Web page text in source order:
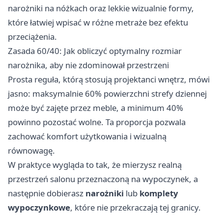
narożniki na nóżkach oraz lekkie wizualnie formy,
które łatwiej wpisać w różne metraże bez efektu
przeciążenia.
Zasada 60/40: Jak obliczyć optymalny rozmiar
narożnika, aby nie zdominował przestrzeni
Prosta reguła, którą stosują projektanci wnętrz, mówi
jasno: maksymalnie 60% powierzchni strefy dziennej
może być zajęte przez meble, a minimum 40%
powinno pozostać wolne. Ta proporcja pozwala
zachować komfort użytkowania i wizualną
równowagę.
W praktyce wygląda to tak, że mierzysz realną
przestrzeń salonu przeznaczoną na wypoczynek, a
następnie dobierasz narożniki lub komplety
wypoczynkowe, które nie przekraczają tej granicy.